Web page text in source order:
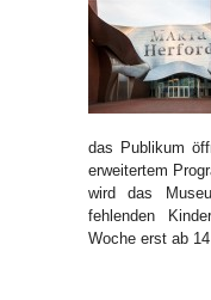
das Publikum
erweitertem
wird das
fehlenden
Woche erst ab